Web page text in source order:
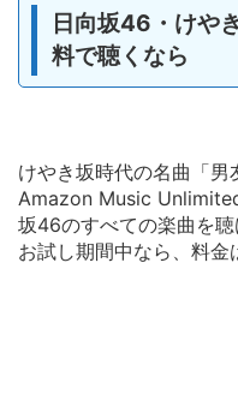
日向坂46・けや
料で聴くなら
けやき坂時代の名曲「男
Amazon Music
坂46のすべての楽曲を聴
お試し期間中なら、料金